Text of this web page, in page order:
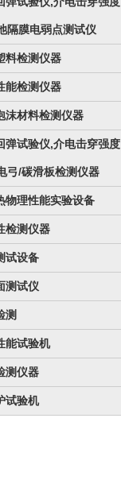
隔膜电弱点测试仪
料检测仪器
能检测仪器
沫材料检测仪器
弹试验仪,介电击穿强度
弓/碳滑板检测仪器
物理性能实验设备
检测仪器
试设备
测试仪
测
能试验机
测仪器
试验机